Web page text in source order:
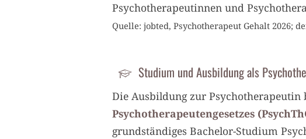
Psychotherapeutinnen und
Quelle: jobted, Psychotherapeut Gehalt 2026;
Studium und Ausbildung als
Die Ausbildung zur Psychotherapeutin
Psychotherapeutengesetzes
grundständiges Bachelor-Studium